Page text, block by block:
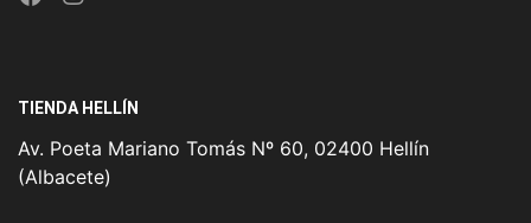
TIENDA HELLÍN
Av. Poeta Mariano Tomás Nº 60, 02400 Hellín
(Albacete)